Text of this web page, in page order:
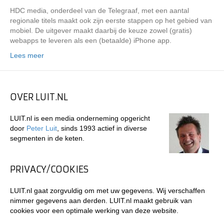
HDC media, onderdeel van de Telegraaf, met een aantal
regionale titels maakt ook zijn eerste stappen op het gebied van
mobiel. De uitgever maakt daarbij de keuze zowel (gratis)
webapps te leveren als een (betaalde) iPhone app.
Lees meer
OVER LUIT.NL
LUIT.nl is een media onderneming opgericht
door Peter Luit , sinds 1993 actief in diverse
segmenten in de keten.
PRIVACY/COOKIES
LUIT.nl gaat zorgvuldig om met uw gegevens. Wij verschaffen
nimmer gegevens aan derden. LUIT.nl maakt gebruik van
cookies voor een optimale werking van deze website.